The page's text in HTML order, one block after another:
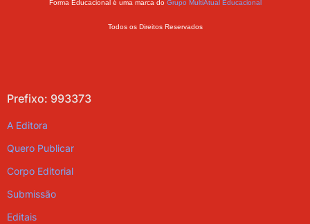
Forma Educacional é uma marca do Grupo MultiAtual Educacional
Todos os Direitos Reservados
Prefixo: 993373
A Editora
Quero Publicar
Corpo Editorial
Submissão
Editais